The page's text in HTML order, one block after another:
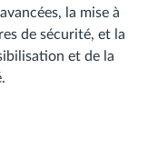
la mise à
de sécurité, et la
et de la